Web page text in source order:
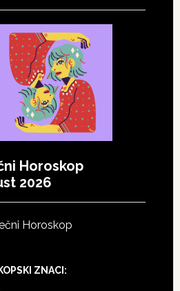
Horoskop
2026
Horoskop
ZNACI: